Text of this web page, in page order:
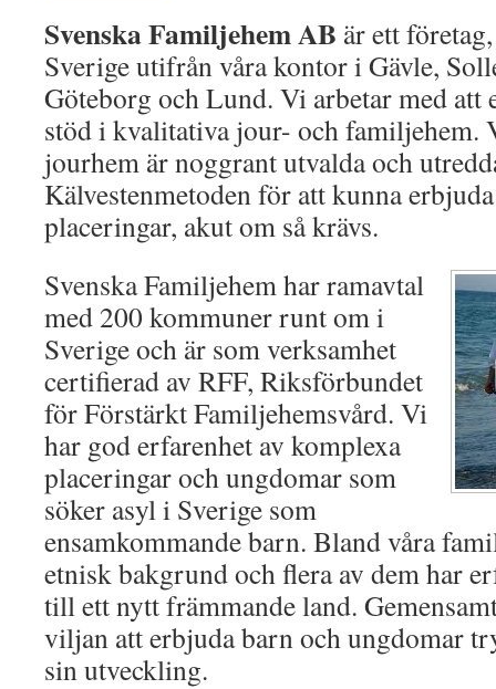
Svenska Familjehem AB är ett
Sverige utifrån våra kontor i Gävle,
Göteborg och Lund. Vi arbetar med att
stöd i kvalitativa jour- och familjehem.
jourhem är noggrant utvalda och
Kälvestenmetoden för att kunna
placeringar, akut om så krävs.
Svenska Familjehem har ramavtal
med 200 kommuner runt om i
Sverige och är som verksamhet
certifierad av RFF, Riksförbundet
för Förstärkt Familjehemsvård. Vi
har god erfarenhet av komplexa
placeringar och ungdomar som
söker asyl i Sverige som
ensamkommande barn. Bland våra
etnisk bakgrund och flera av dem har
till ett nytt främmande land.
viljan att erbjuda barn och ungdomar
sin utveckling.